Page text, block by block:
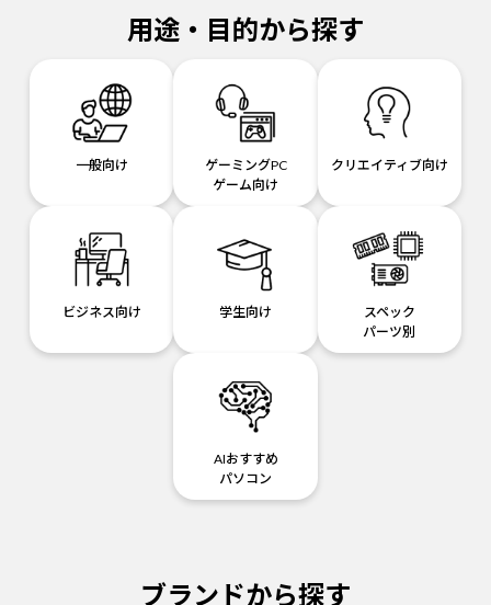
用途・目的から探す
一般向け
ゲーミングPC
ゲーム向け
クリエイティブ向け
ビジネス向け 学生向け
スペック
パーツ別
AIおすすめ
パソコン
ブランドから探す